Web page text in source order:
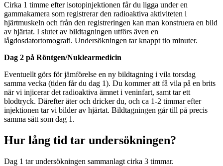
Cirka 1 timme efter isotopinjektionen får du ligga under en
gammakamera som registrerar den radioaktiva aktiviteten i
hjärtmuskeln och från den registreringen kan man konstruera en bild
av hjärtat. I slutet av bildtagningen utförs även en
lågdosdatortomografi. Undersökningen tar knappt tio minuter.
Dag 2 på Röntgen/Nuklearmedicin
Eventuellt görs för jämförelse en ny bildtagning i vila torsdag
samma vecka (tiden får du dag 1). Du kommer att få vila på en brits
när vi injicerar det radioaktiva ämnet i veninfart, samt tar ett
blodtryck. Därefter äter och dricker du, och ca 1-2 timmar efter
injektionen tar vi bilder av hjärtat. Bildtagningen går till på precis
samma sätt som dag 1.
Hur lång tid tar undersökningen?
Dag 1 tar undersökningen sammanlagt cirka 3 timmar.